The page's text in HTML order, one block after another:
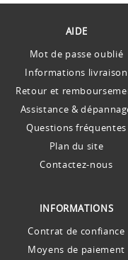
AIDE
Mot de passe oublié
Informations livraison
Retour et
Assistance &
Questions fréquentes
Plan du site
Contactez-nous
INFORMATIONS
Contrat de confiance
Moyens de paiement